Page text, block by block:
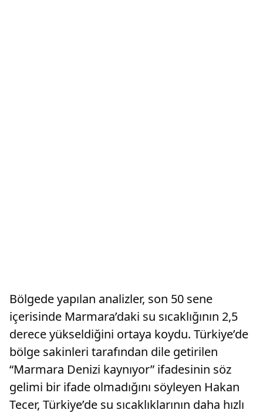
Bölgede yapılan analizler, son 50 sene
içerisinde Marmara’daki su sıcaklığının 2,5
derece yükseldiğini ortaya koydu. Türkiye’de
bölge sakinleri tarafından dile getirilen
“Marmara Denizi kaynıyor” ifadesinin söz
gelimi bir ifade olmadığını söyleyen Hakan
Tecer, Türkiye’de su sıcaklıklarının daha hızlı